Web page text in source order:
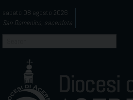
to
content
sabato 08 agosto 2026
San Domenico, sacerdote